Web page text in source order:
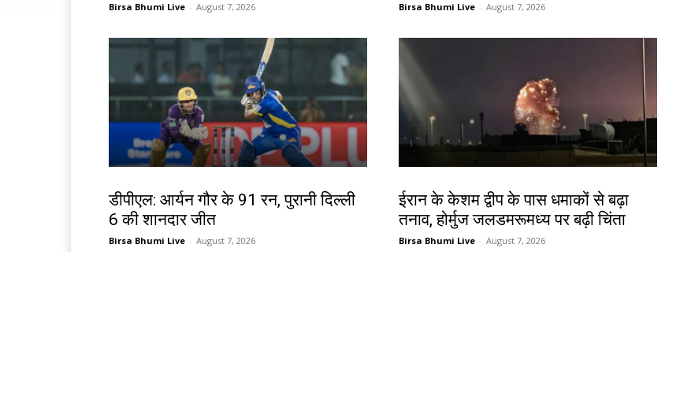
Birsa Bhumi Live - August 7, 2026 Birsa Bhumi Live - August 7, 2026
डीपीएल: आर्यन गौर के 91 रन, पुरानी दिल्ली
6 की शानदार जीत
Birsa Bhumi Live - August 7, 2026
ईरान के केशम द्वीप के पास धमाकों से बढ़ा
तनाव, होर्मुज जलडमरूमध्य पर बढ़ी चिंता
Birsa Bhumi Live - August 7, 2026